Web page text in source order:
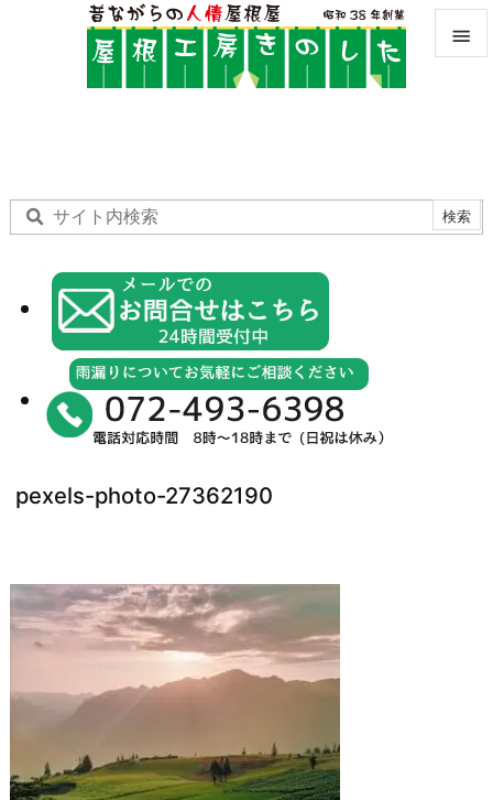


pexels-photo-27362190